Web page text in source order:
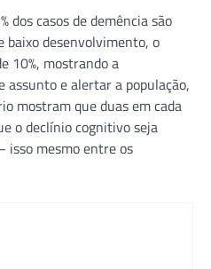
dos casos de demência são
baixo desenvolvimento, o
10%, mostrando a
assunto e alertar a população,
mostram que duas em cada
o declínio cognitivo seja
isso mesmo entre os